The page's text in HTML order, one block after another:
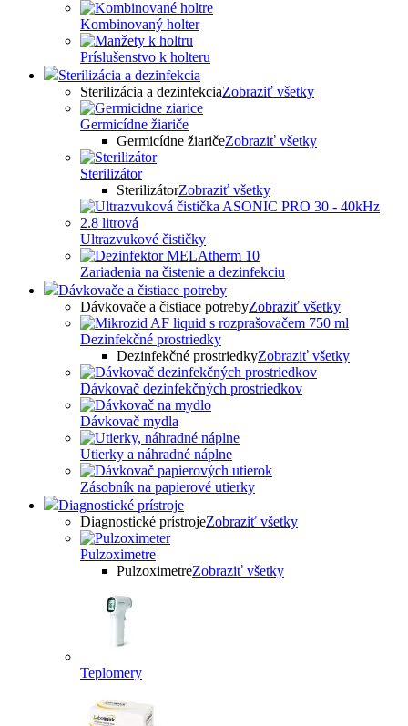
Kombinovaný holter
Príslušenstvo k holteru
Sterilizácia a dezinfekcia
Sterilizácia a dezinfekciaZobraziť všetky
Germicídne žiariče
Germicídne žiaričeZobraziť všetky
Sterilizátor
SterilizátorZobraziť všetky
Ultrazvukové čističky
Zariadenia na čistenie a dezinfekciu
Dávkovače a čistiace potreby
Dávkovače a čistiace potrebyZobraziť všetky
Dezinfekčné prostriedky
Dezinfekčné prostriedkyZobraziť všetky
Dávkovač dezinfekčných prostriedkov
Dávkovač mydla
Utierky a náhradné náplne
Zásobník na papierové utierky
Diagnostické prístroje
Diagnostické prístrojeZobraziť všetky
Pulzoximetre
PulzoximetreZobraziť všetky
Teplomery